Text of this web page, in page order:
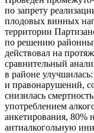
по запрету
плодовых винных
территории
по решению
действовал на
сравнительный
в районе
и правонарушений,
снизилась
употреблением
анкетирования, 80%
антиалкогольную